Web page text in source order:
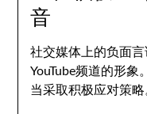
音
社交媒体上的负面
YouTube频道的形象
当采取积极应对策略